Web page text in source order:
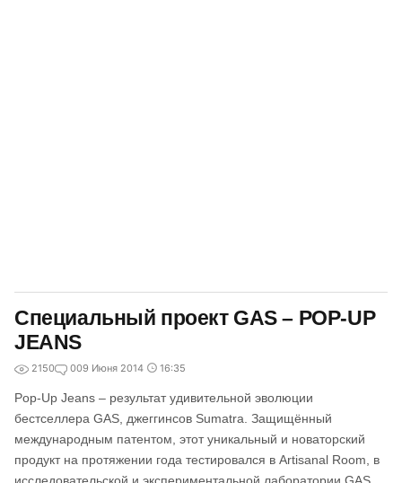
Специальный проект GAS – POP-UP
JEANS
2150 009 Июня 2014 16:35
Pop-Up Jeans – результат удивительной эволюции
бестселлера GAS, джеггинсов Sumatra. Защищённый
международным патентом, этот уникальный и новаторский
продукт на протяжении года тестировался в Artisanal Room, в